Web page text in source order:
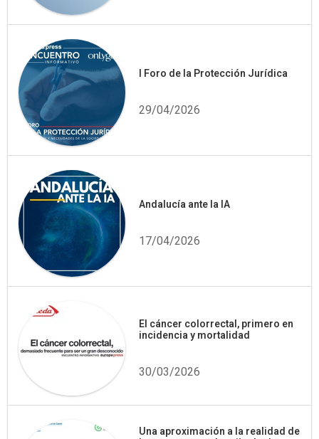
I Foro de la Protección Jurídica
29/04/2026
Andalucía ante la IA
17/04/2026
El cáncer colorrectal, primero en
incidencia y mortalidad
30/03/2026
Una aproximación a la realidad de